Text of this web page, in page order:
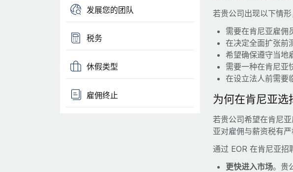
发展您的团队
税务
休假类型
雇佣终止
若贵公司出现以下情形
需要在肯尼亚雇佣
在决定全面扩张前
希望确保遵守当地
需要一种在肯尼亚
在设立法人前需要
为何在肯尼亚
若贵公司希望在肯尼
亚对雇佣与薪资税有
通过 EOR 在肯尼亚招
更快进入市场。贵